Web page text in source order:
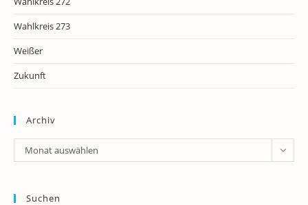
Wahlkreis 273
Weißer
Zukunft
Archiv
Archiv
Monat auswählen
Suchen